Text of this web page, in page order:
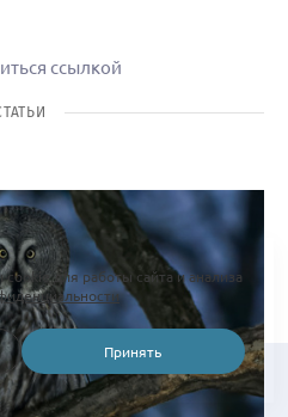
ссылкой
для работы сайта и анализа
Принять